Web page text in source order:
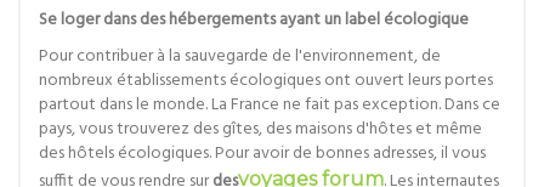
Se loger dans des hébergements ayant un label écologique
Pour contribuer à la sauvegarde de l'environnement, de
nombreux établissements écologiques ont ouvert leurs portes
partout dans le monde. La France ne fait pas exception. Dans ce
pays, vous trouverez des gîtes, des maisons d'hôtes et même
des hôtels écologiques. Pour avoir de bonnes adresses, il vous
voyages forum